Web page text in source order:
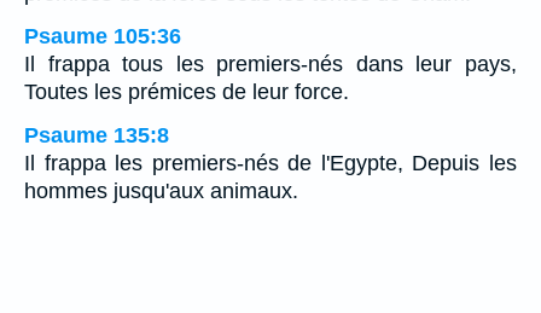
Psaume 105:36
Il frappa tous les premiers-nés dans leur pays,
Toutes les prémices de leur force.
Psaume 135:8
Il frappa les premiers-nés de l'Egypte, Depuis les
hommes jusqu'aux animaux.